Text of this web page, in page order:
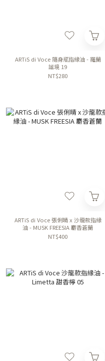
ARTiS di Voce 隨身瓶指緣油 - 羅蘭
謐境 19
NT$280
ARTiS di Voce 張俐晴 x 沙龍款指緣
油 - MUSK FREESIA 麝香蒼蘭
NT$400